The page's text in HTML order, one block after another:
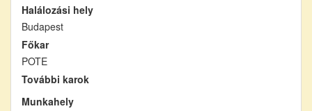
Halálozási hely
Budapest
Főkar
POTE
További karok
Munkahely